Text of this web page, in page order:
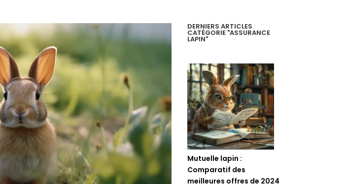
DERNIERS ARTICLES
CATÉGORIE "ASSURANCE
LAPIN"
Mutuelle lapin :
Comparatif des
meilleures offres de 2024